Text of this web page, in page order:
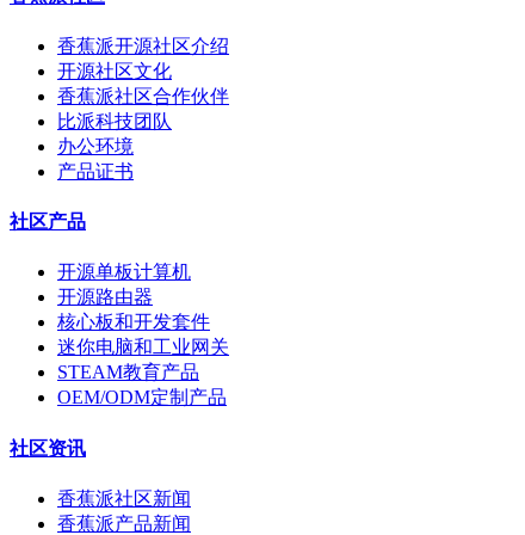
香蕉派开源社区介绍
开源社区文化
香蕉派社区合作伙伴
比派科技团队
办公环境
产品证书
社区产品
开源单板计算机
开源路由器
核心板和开发套件
迷你电脑和工业网关
STEAM教育产品
OEM/ODM定制产品
社区资讯
香蕉派社区新闻
香蕉派产品新闻